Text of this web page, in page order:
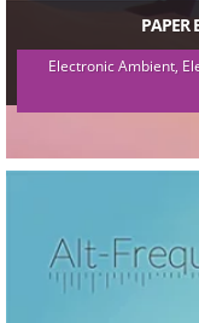
PAPER
Electronic Ambient,